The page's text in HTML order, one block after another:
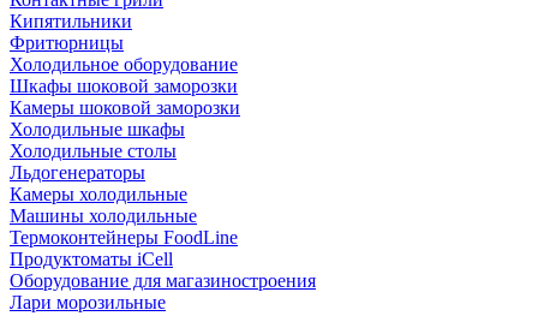
Кипятильники
Фритюрницы
Холодильное оборудование
Шкафы шоковой заморозки
Камеры шоковой заморозки
Холодильные шкафы
Холодильные столы
Льдогенераторы
Камеры холодильные
Машины холодильные
Термоконтейнеры FoodLine
Продуктоматы iCell
Оборудование для магазиностроения
Лари морозильные